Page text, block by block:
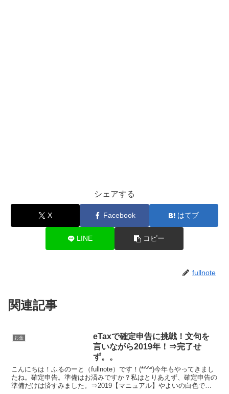
シェアする
X Facebook はてブ
LINE コピー
fullnote
関連記事
お金
eTaxで確定申告に挑戦！文句を
言いながら2019年！⇒完了せ
ず。。
こんにちは！ふるのーと（fullnote）です！(*^^*)今年もやってきまし
たね。確定申告。準備はお済みですか？私はとりあえず、確定申告の
準備だけは済すみました。⇒2019【マニュアル】やよいの白色で